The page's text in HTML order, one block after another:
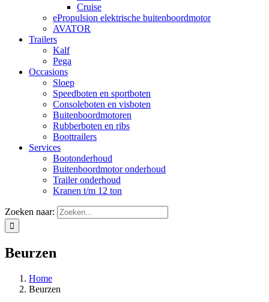
Cruise
ePropulsion elektrische buitenboordmotor
AVATOR
Trailers
Kalf
Pega
Occasions
Sloep
Speedboten en sportboten
Consoleboten en visboten
Buitenboordmotoren
Rubberboten en ribs
Boottrailers
Services
Bootonderhoud
Buitenboordmotor onderhoud
Trailer onderhoud
Kranen t/m 12 ton
Zoeken naar:
Beurzen
Home
Beurzen